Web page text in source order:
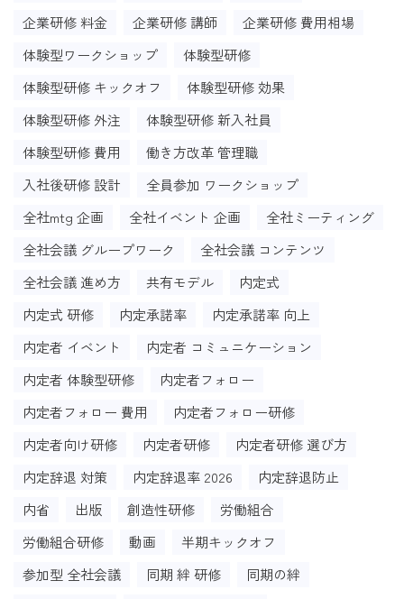
企業研修 料金
企業研修 講師
企業研修 費用相場
体験型ワークショップ
体験型研修
体験型研修 キックオフ
体験型研修 効果
体験型研修 外注
体験型研修 新入社員
体験型研修 費用
働き方改革 管理職
入社後研修 設計
全員参加 ワークショップ
全社mtg 企画
全社イベント 企画
全社ミーティング
全社会議 グループワーク
全社会議 コンテンツ
全社会議 進め方
共有モデル
内定式
内定式 研修
内定承諾率
内定承諾率 向上
内定者 イベント
内定者 コミュニケーション
内定者 体験型研修
内定者フォロー
内定者フォロー 費用
内定者フォロー研修
内定者向け研修
内定者研修
内定者研修 選び方
内定辞退 対策
内定辞退率 2026
内定辞退防止
内省
出版 創造性研修
労働組合
労働組合研修
動画
半期キックオフ
参加型 全社会議
同期 絆 研修
同期の絆